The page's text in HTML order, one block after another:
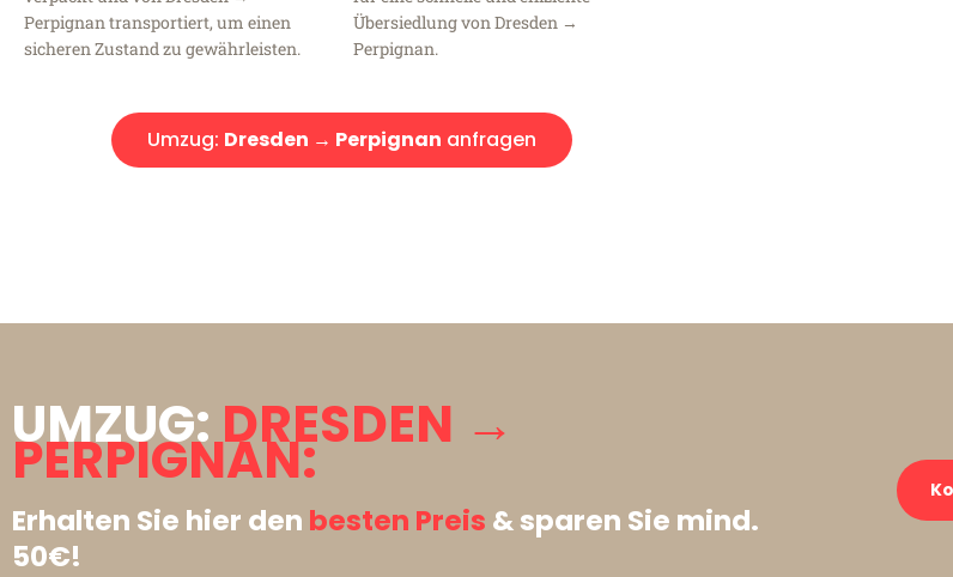
Perpignan transportiert, um einen
sicheren Zustand zu gewährleisten.
Übersiedlung von Dresden →
Perpignan.
Umzug: Dresden → Perpignan anfragen
UMZUG:DRESDEN →
PERPIGNAN:
Erhalten Sie hier den besten Preis & sparen Sie mind.
50€!